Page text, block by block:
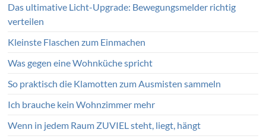
Das ultimative Licht-Upgrade: Bewegungsmelder richtig
verteilen
Kleinste Flaschen zum Einmachen
Was gegen eine Wohnküche spricht
So praktisch die Klamotten zum Ausmisten sammeln
Ich brauche kein Wohnzimmer mehr
Wenn in jedem Raum ZUVIEL steht, liegt, hängt